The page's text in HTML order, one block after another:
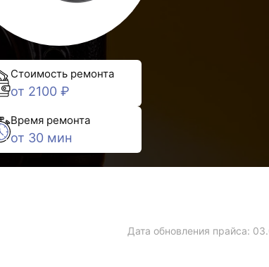
Стоимость ремонта
от 2100 ₽
Время ремонта
от 30 мин
Дата обновления прайса: